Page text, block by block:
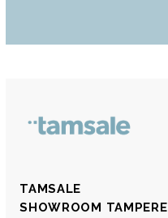
TAMSALE
SHOWROOM TAMPERE